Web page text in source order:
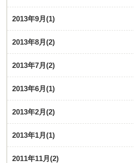
2013年9月(1)
2013年8月(2)
2013年7月(2)
2013年6月(1)
2013年2月(2)
2013年1月(1)
2011年11月(2)